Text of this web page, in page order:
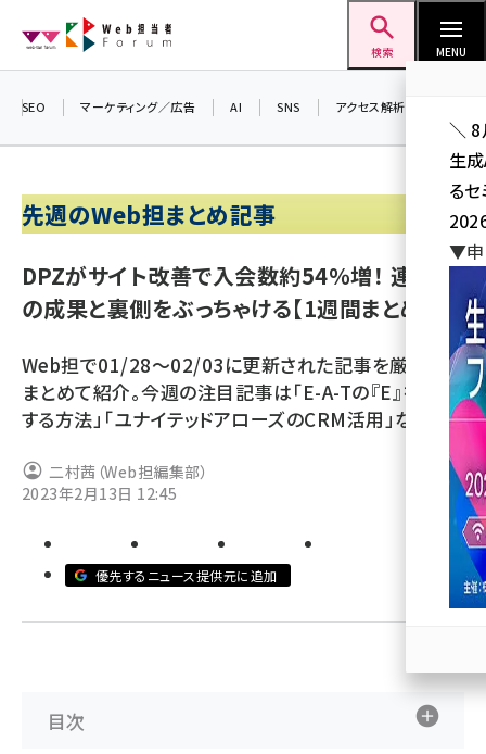
ン
検索 MENU
ai (2827)
youtube (2449)
note (2323)
セミナー (2318)
meo (1282)
SEO マーケティング／広告 AI SNS アクセス解析／データ分析
先週のWeb担まとめ記事
DPZがサイト改善で入会数約54％増！ 連載後
の成果と裏側をぶっちゃける【1週間まとめ】
Web担で01/28～02/03に更新された記事を厳選して
まとめて紹介。今週の注目記事は「E-A-Tの『E』を証明
する方法」「ユナイテッドアローズのCRM活用」など。
二村茜（Web担編集部）
2023年2月13日 12:45
優先するニュース提供元に追加
目次
＼ 8
生
る
▼申